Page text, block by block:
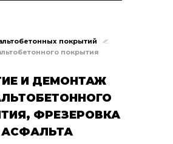
покрытий
покрытия
И ДЕМОНТАЖ
ФРЕЗЕРОВКА
АСФАЛЬТА